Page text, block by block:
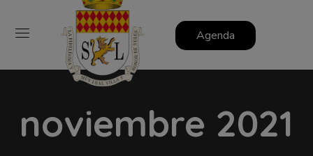
Agenda
noviembre 2021